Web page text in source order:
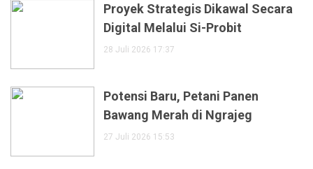
Proyek Strategis Dikawal Secara
Digital Melalui Si-Probit
28 Juli 2026 17:37
Potensi Baru, Petani Panen
Bawang Merah di Ngrajeg
27 Juli 2026 15:53